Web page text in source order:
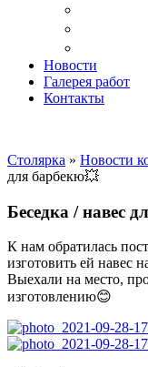
Новости
Галерея работ
Контакты
Столярка » Новости
для барбекю💥
Беседка / навес
К нам обратилась
изготовить ей навес
Выехали на место,
изготовлению😊